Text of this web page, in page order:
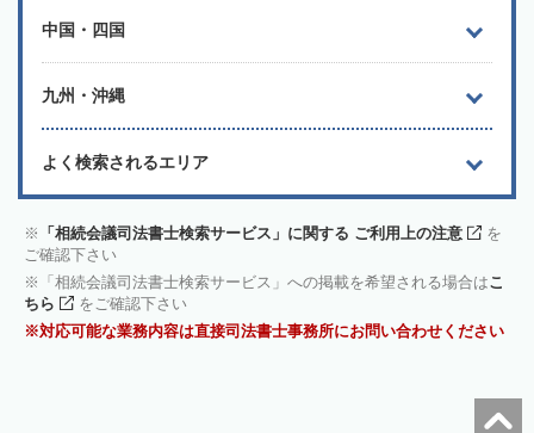
中国・四国
九州・沖縄
よく検索されるエリア
「相続会議司法書士検索サービス」に関する ご利用上の注意
を
ご確認下さい
「相続会議司法書士検索サービス」への掲載を希望される場合はこ
ちら
をご確認下さい
対応可能な業務内容は直接司法書士事務所にお問い合わせください